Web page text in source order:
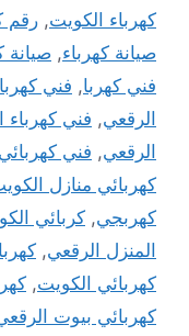
كهرباء الكويت, رقم
صيانة كهرباء, صيانة
فني كهربا, فني
الرقعي, فني كهرباء
الرقعي, فني
كهربائي منازل
كهربجي, كربائي
المنزل الرقعي,
كهربائي الكويت,
كهربائي بيوت